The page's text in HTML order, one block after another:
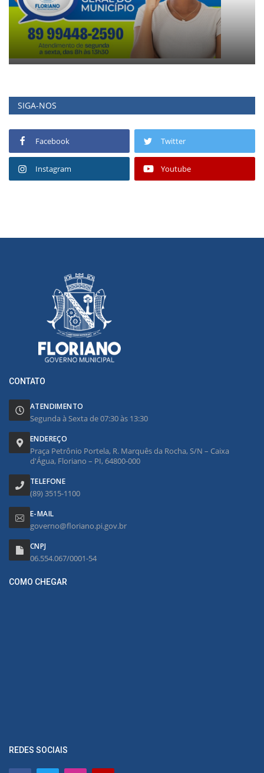
SIGA-NOS
Facebook Twitter
Instagram Youtube
CONTATO
ATENDIMENTO
Segunda à Sexta de 07:30 às 13:30
ENDEREÇO
Praça Petrônio Portela, R. Marquês da Rocha, S/N – Caixa
d'Água, Floriano – PI, 64800-000
TELEFONE
(89) 3515-1100
E-MAIL
governo@floriano.pi.gov.br
CNPJ
06.554.067/0001-54
COMO CHEGAR
REDES SOCIAIS